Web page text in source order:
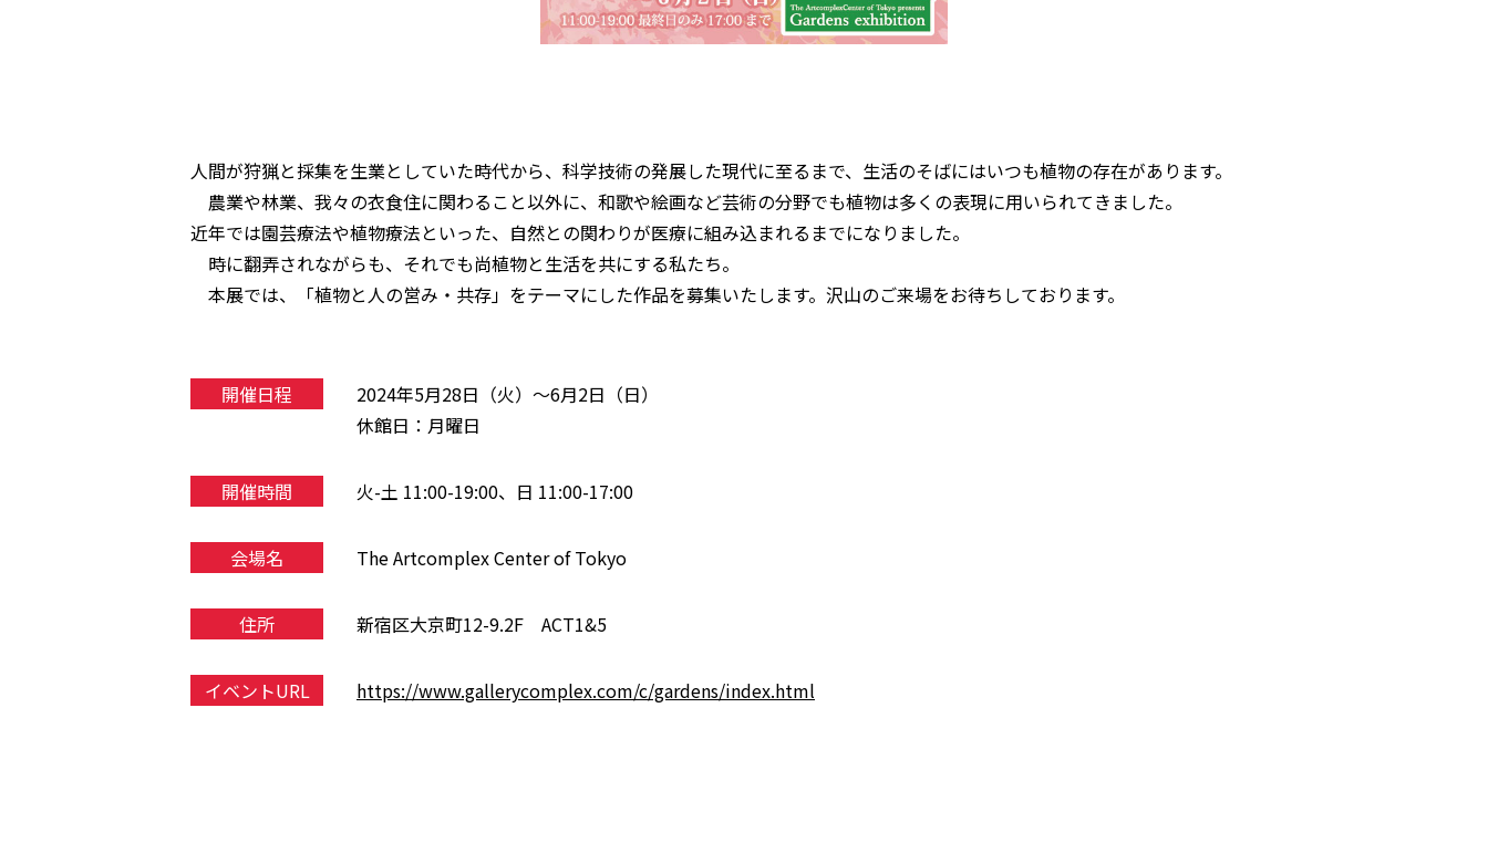
人間が狩猟と採集を生業としていた時代から、科学技術の発展した現代に至るまで、生活のそばにはいつも植物の存在があります。
農業や林業、我々の衣食住に関わること以外に、和歌や絵画など芸術の分野でも植物は多くの表現に用いられてきました。
近年では園芸療法や植物療法といった、自然との関わりが医療に組み込まれるまでになりました。
時に翻弄されながらも、それでも尚植物と生活を共にする私たち。
本展では、「植物と人の営み・共存」をテーマにした作品を募集いたします。沢山のご来場をお待ちしております。
開催日程
2024年5月28日（火）～6月2日（日）
休館日：月曜日
開催時間 火-土 11:00-19:00、日 11:00-17:00
会場名 The Artcomplex Center of Tokyo
住所 新宿区大京町12-9.2F ACT1&5
イベントURL https://www.gallerycomplex.com/c/gardens/index.html